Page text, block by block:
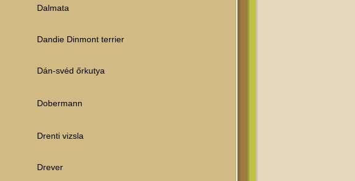
Dalmata
Dandie Dinmont terrier
Dán-svéd őrkutya
Dobermann
Drenti vizsla
Drever